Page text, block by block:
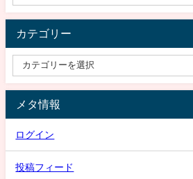
カテゴリー
メタ情報
ログイン
投稿フィード